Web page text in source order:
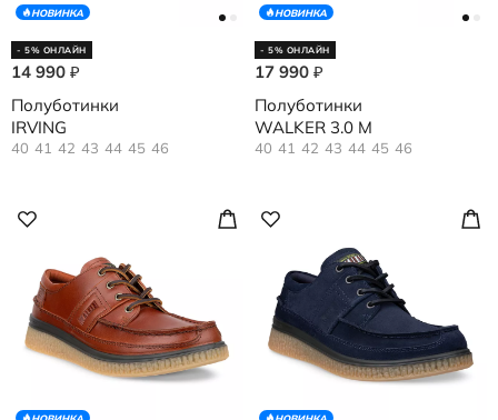
НОВИНКА
- 5% ОНЛАЙН
14 990 ₽
Полуботинки
IRVING
40 41 42 43 44 45 46
НОВИНКА
- 5% ОНЛАЙН
17 990 ₽
Полуботинки
WALKER 3.0 M
40 41 42 43 44 45 46